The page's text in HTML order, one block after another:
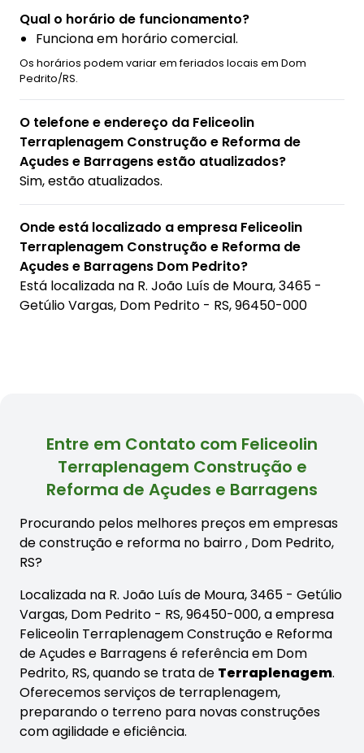
Qual o horário de funcionamento?
Funciona em horário comercial.
Os horários podem variar em feriados locais em Dom
Pedrito/RS.
O telefone e endereço da Feliceolin
Terraplenagem Construção e Reforma de
Açudes e Barragens estão atualizados?
Sim, estão atualizados.
Onde está localizado a empresa Feliceolin
Terraplenagem Construção e Reforma de
Açudes e Barragens Dom Pedrito?
Está localizada na R. João Luís de Moura, 3465 -
Getúlio Vargas, Dom Pedrito - RS, 96450-000
Entre em Contato com Feliceolin
Terraplenagem Construção e
Reforma de Açudes e Barragens
Procurando pelos melhores preços em empresas
de construção e reforma no bairro, Dom Pedrito,
RS?
Localizada na R. João Luís de Moura, 3465 - Getúlio
Vargas, Dom Pedrito - RS, 96450-000, a empresa
Feliceolin Terraplenagem Construção e Reforma
de Açudes e Barragens é referência em Dom
Pedrito, RS, quando se trata de Terraplenagem.
Oferecemos serviços de terraplenagem,
preparando o terreno para novas construções
com agilidade e eficiência.